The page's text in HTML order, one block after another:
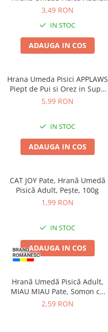
Somon și Păstrăv, 100g
3,49 RON
IN STOC
ADAUGA IN COS
Hrana Umeda Pisici APPLAWS
Piept de Pui si Orez in Supa
60g
5,99 RON
IN STOC
ADAUGA IN COS
CAT JOY Pate, Hrană Umedă
Pisică Adult, Pește, 100g
1,99 RON
IN STOC
ADAUGA IN COS
Hrană Umedă Pisică Adult,
MIAU MIAU Pate, Somon cu
Topping de Iaurt, 100g
2,59 RON